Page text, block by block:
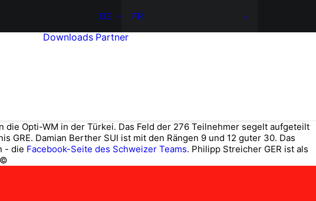
DE FR
Downloads Partner
Opti-WM in der Türkei. Das Feld der 276 Teilnehmer segelt aufgeteilt
GRE. Damian Berther SUI ist mit den Rängen 9 und 12 guter 30. Das
- die Facebook-Seite des Schweizer Teams. Philipp Streicher GER ist als